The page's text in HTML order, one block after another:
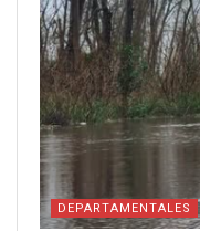
DEPARTAMENTALES